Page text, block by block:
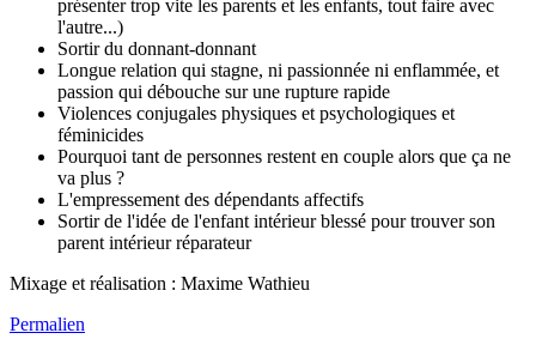
présenter trop vite les parents et les enfants, tout faire avec
l'autre...)
Sortir du donnant-donnant
Longue relation qui stagne, ni passionnée ni enflammée, et
passion qui débouche sur une rupture rapide
Violences conjugales physiques et psychologiques et
féminicides
Pourquoi tant de personnes restent en couple alors que ça ne
va plus ?
L'empressement des dépendants affectifs
Sortir de l'idée de l'enfant intérieur blessé pour trouver son
parent intérieur réparateur
Mixage et réalisation : Maxime Wathieu
Permalien